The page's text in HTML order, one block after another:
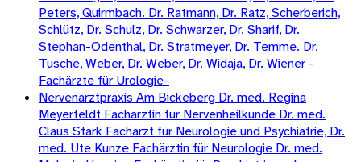
Peters, Quirmbach. Dr. Ratmann, Dr. Ratz, Scherberich,
Schlütz, Dr. Schulz, Dr. Schwarzer, Dr. Sharif, Dr.
Stephan-Odenthal, Dr. Stratmeyer, Dr. Temme. Dr.
Tusche, Weber, Dr. Weber, Dr. Widaja, Dr. Wiener -
Fachärzte für Urologie-
Nervenarztpraxis Am Bickeberg Dr. med. Regina
Meyerfeldt Fachärztin für Nervenheilkunde Dr. med.
Claus Stärk Facharzt für Neurologie und Psychiatrie, Dr.
med. Ute Kunze Fachärztin für Neurologie Dr. med.